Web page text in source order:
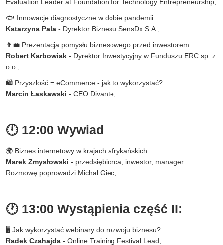
Evaluation Leader at Foundation for Technology Entrepreneurship,
🐟 Innowacje diagnostyczne w dobie pandemii
Katarzyna Pala - Dyrektor Biznesu SensDx S.A.,
👨💼 Prezentacja pomysłu biznesowego przed inwestorem
Robert Karbowiak - Dyrektor Inwestycyjny w Funduszu ERC sp. z
o.o.,
🛍 Przyszłość = eCommerce - jak to wykorzystać?
Marcin Łaskawski - CEO Divante,
🕛 12:00 Wywiad
🌍 Biznes internetowy w krajach afrykańskich
Marek Zmysłowski - przedsiębiorca, inwestor, manager
Rozmowę poprowadzi Michał Giec,
🕐 13:00 Wystąpienia część II:
🖥 Jak wykorzystać webinary do rozwoju biznesu?
Radek Czahajda - Online Training Festival Lead,